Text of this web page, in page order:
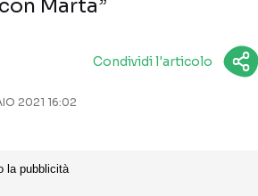
Marta”
Condividi l'articolo
2021 16:02